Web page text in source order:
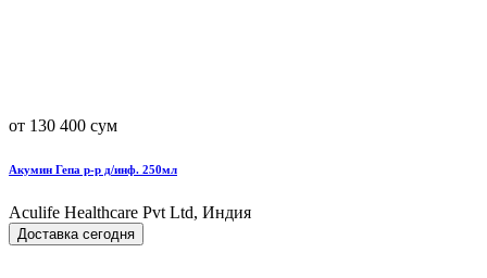
от 130 400 сум
Акумин Гепа р-р д/инф. 250мл
Aculife Healthcare Pvt Ltd, Индия
Доставка сегодня